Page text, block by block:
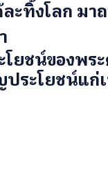
ละทิ้งโลก มา
ยชน์ของพร
ระโยชน์แก่